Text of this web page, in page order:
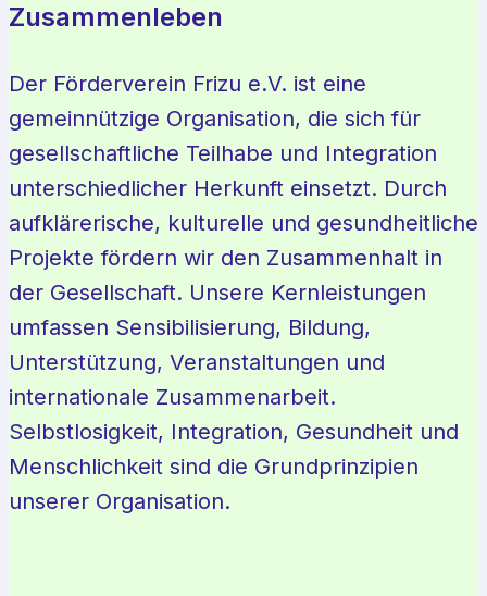
Zusammenleben
Der Förderverein Frizu e.V. ist eine
gemeinnützige Organisation, die sich für
gesellschaftliche Teilhabe und Integration
unterschiedlicher Herkunft einsetzt. Durch
aufklärerische, kulturelle und gesundheitliche
Projekte fördern wir den Zusammenhalt in
der Gesellschaft. Unsere Kernleistungen
umfassen Sensibilisierung, Bildung,
Unterstützung, Veranstaltungen und
internationale Zusammenarbeit.
Selbstlosigkeit, Integration, Gesundheit und
Menschlichkeit sind die Grundprinzipien
unserer Organisation.